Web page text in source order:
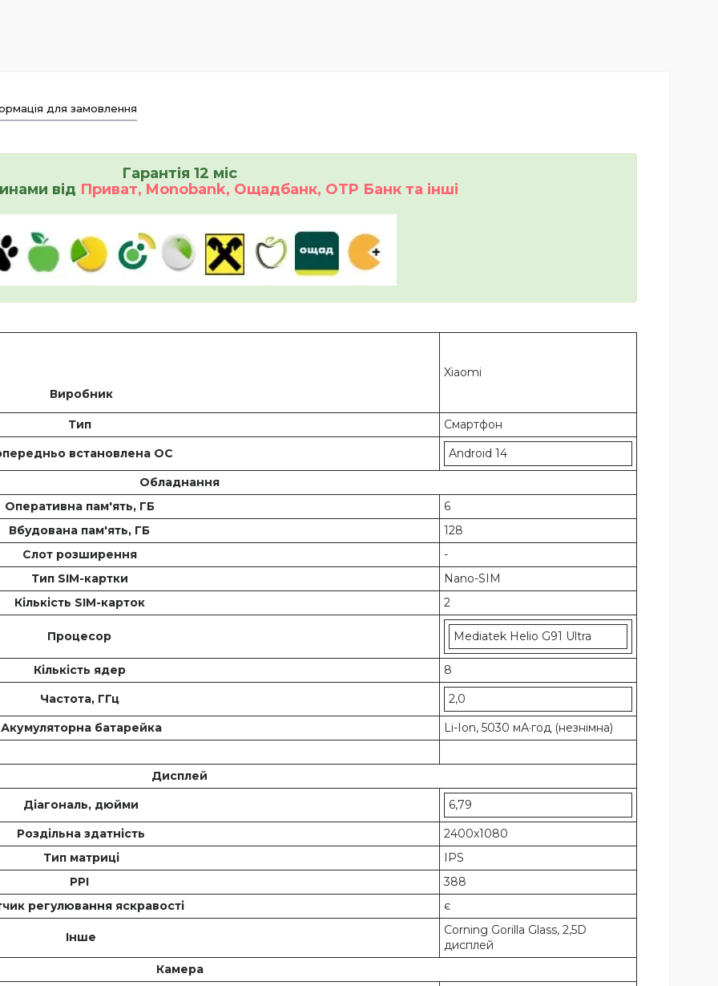
для замовлення
Гарантія 12 міс
від Приват, Monobank, Ощадбанк, OTP Банк та інші
Виробник
Xiaomi
Тип
Смартфон
встановлена ОС
Android 14
Обладнання
Оперативна пам'ять, ГБ
6
Вбудована пам'ять, ГБ
128
Слот розширення
-
Тип SIM-картки
Nano-SIM
Кількість SIM-карток
2
Процесор Mediatek Helio G91 Ultra
Кількість ядер
8
Частота, ГГц
2,0
Акумуляторна батарейка
Li-Ion, 5030 мА·год (незнімна)
Дисплей
Діагональ, дюйми
6,79
Роздільна здатність
2400x1080
Тип матриці
IPS
PPI
388
регулювання яскравості
є
Інше
Corning Gorilla Glass, 2,5D
дисплей
Камера